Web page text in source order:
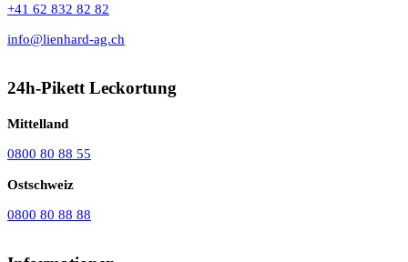
+41 62 832 82 82
info@lienhard-ag.ch
24h-Pikett Leckortung
Mittelland
0800 80 88 55
Ostschweiz
0800 80 88 88